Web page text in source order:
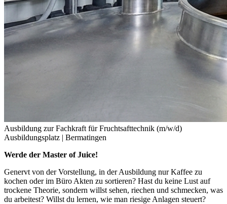
Ausbildung zur Fachkraft für Fruchtsafttechnik (m/w/d)
Ausbildungsplatz | Bermatingen
Werde der Master of Juice!
Genervt von der Vorstellung, in der Ausbildung nur Kaffee zu
kochen oder im Büro Akten zu sortieren? Hast du keine Lust auf
trockene Theorie, sondern willst sehen, riechen und schmecken, was
du arbeitest? Willst du lernen, wie man riesige Anlagen steuert?